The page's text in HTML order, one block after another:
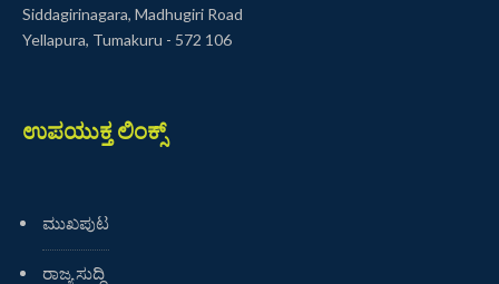
Siddagirinagara, Madhugiri Road
Yellapura, Tumakuru - 572 106
ಉಪಯುಕ್ತ ಲಿಂಕ್ಸ್
ಮುಖಪುಟ
ರಾಜ್ಯ ಸುದ್ದಿ